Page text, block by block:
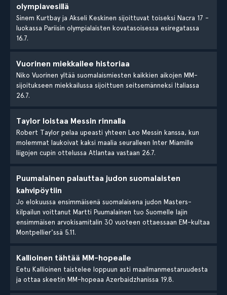
olympiavesillä
Sinem Kurtbay ja Akseli Keskinen sijoittuvat toiseksi Nacra 17 -
luokassa Pariisin olympialaisten kovatasoisessa esiregatassa
16.7.
Vuorinen miekkailee historiaa
Niko Vuorinen yltää suomalaismiesten kaikkien aikojen MM-
sijoitukseen miekkailussa sijoittuen seitsemänneksi Italiassa
26.7.
Taylor loistaa Messin rinnalla
Robert Taylor pelaa upeasti yhteen Leo Messin kanssa, kun
molemmat laukoivat kaksi maalia seuralleen Inter Miamille
liigojen cupin ottelussa Atlantaa vastaan 26.7.
Puumalainen palauttaa judon suomalaisten
kahvipöytiin
Jo elokuussa ensimmäisenä suomalaisena judon Masters-
kilpailun voittanut Martti Puumalainen tuo Suomelle lajin
ensimmäisen arvokisamitalin 30 vuoteen ottaessaan EM-kultaa
Montpellier'ssä 5.11.
Kallioinen tähtää MM-hopealle
Eetu Kallioinen taistelee loppuun asti maailmanmestaruudesta
ja ottaa skeetin MM-hopeaa Azerbaidzhanissa 19.8.